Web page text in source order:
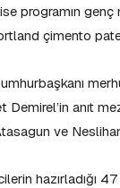
programın
çimento
anıt
ve
hazırladığı